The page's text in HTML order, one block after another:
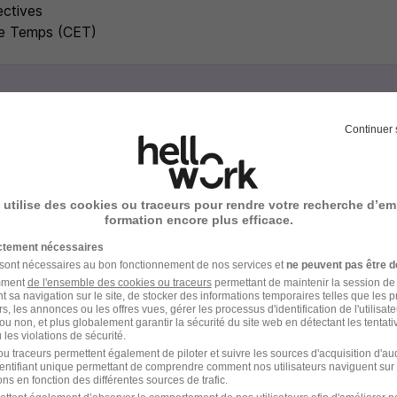
Temps (CET)
recrutement
peuvent varier selon l'offre à laquelle vous postulez.
sélectionné, vous serez contacté par le recruteur
téléphonique pour préciser le poste
physique ou en visioconférence avec le recruteur
poste, un second entretien avec un RH
cadre, un dernier entretien avec un membre du comité de
Continuer
utilise des cookies ou traceurs pour rendre votre recherche
formation encore plus efficace.
nécessaires
nécessaires au bon fonctionnement de nos services et ne peuvent pas être
de l'ensemble des cookies ou traceurspermettant de maintenir la session
sa navigation sur le site, de stocker des informations temporaires telles que les
les annonces ou les offres vues, gérer les processus d'identification de
non, et plus globalement garantir la sécurité du site web en détectant les
violations de sécurité.
traceurs permettent également de piloter et suivre les sources d'acquisition
unique permettant de comprendre comment nos utilisateurs naviguent sur
en fonction des différentes sources de trafic.